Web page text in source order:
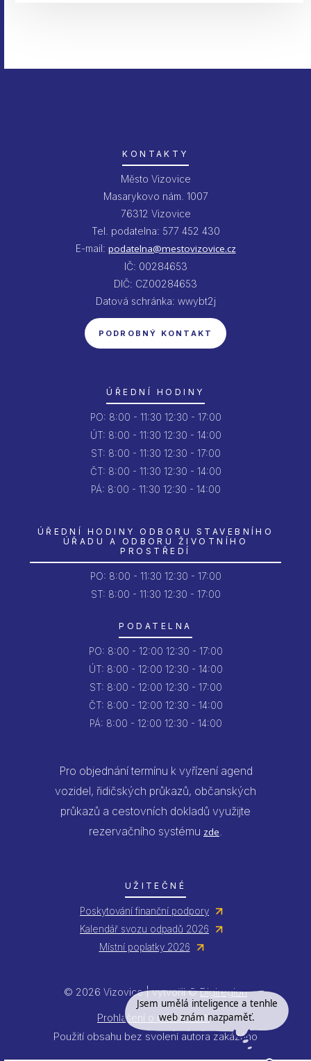
KONTAKTY
Město Vizovice
Masarykovo nám. 1007
76312 Vizovice
Tel. podatelna: 577 452 430
E-mail: podatelna@mestovizovice.cz
IČ: 00284653
DIČ: CZ00284653
Datová schránka: wwybt2j
PODROBNÝ KONTAKT
ÚŘEDNÍ HODINY
PO: 8:00 - 11:30 12:30 - 17:00
ÚT: 8:00 - 11:30 12:30 - 14:00
ST: 8:00 - 11:30 12:30 - 17:00
ČT: 8:00 - 11:30 12:30 - 14:00
PÁ: 8:00 - 11:30 12:30 - 14:00
ÚŘEDNÍ HODINY ODBORU STAVEBNÍHO
ÚŘADU A ODBORU ŽIVOTNÍHO
PROSTŘEDÍ
PO: 8:00 - 11:30 12:30 - 17:00
ST: 8:00 - 11:30 12:30 - 17:00
PODATELNA
PO: 8:00 - 12:00 12:30 - 17:00
ÚT: 8:00 - 12:00 12:30 - 14:00
ST: 8:00 - 12:00 12:30 - 17:00
ČT: 8:00 - 12:00 12:30 - 14:00
PÁ: 8:00 - 12:00 12:30 - 14:00
Pro objednání termínu k vyřízení agend
vozidel, řidičských průkazů, občanských
průkazů a cestovních dokladů využijte
rezervačního systému zde.
UŽITEČNÉ
Poskytování finanční podpory
Kalendář svozu odpadů 2026
Místní poplatky 2026
© 2026 Vizovice | vytvořil ©Digiregion
Prohlášení o přístupnosti
Použití obsahu bez svolení autora zakázáno
Jsem umělá inteligence a tenhle
web znám nazpaměť.